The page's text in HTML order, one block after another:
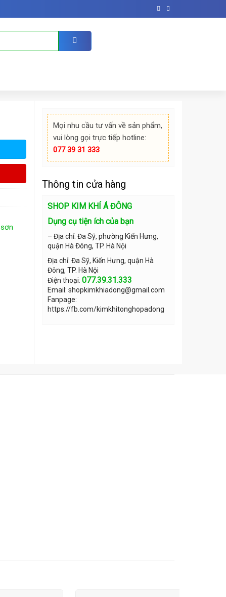
sơn
Mọi nhu cầu tư vấn về sản phẩm,
vui lòng gọi trực tiếp hotline:
077 39 31 333
Thông tin cửa hàng
SHOP KIM KHÍ Á ĐÔNG
Dụng cụ tiện ích của bạn
– Địa chỉ: Đa Sỹ, phường Kiến Hưng,
quận Hà Đông, TP. Hà Nội
Địa chỉ: Đa Sỹ, Kiến Hưng, quận Hà
Đông, TP. Hà Nội
Điện thoại: 077.39.31.333
Email: shopkimkhiadong@gmail.com
Fanpage:
https://fb.com/kimkhitonghopadong